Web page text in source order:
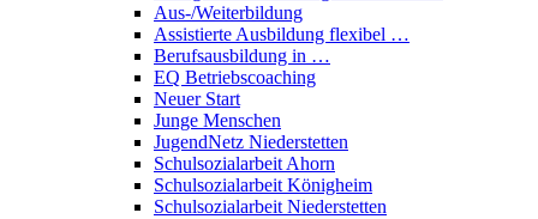
Aus-/Weiterbildung
Assistierte Ausbildung flexibel …
Berufsausbildung in …
EQ Betriebscoaching
Neuer Start
Junge Menschen
JugendNetz Niederstetten
Schulsozialarbeit Ahorn
Schulsozialarbeit Königheim
Schulsozialarbeit Niederstetten